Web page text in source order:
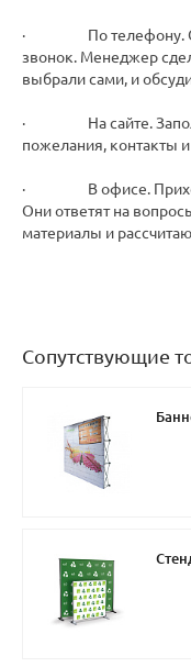
· По телефону.
звонок. Менеджер
выбрали сами, и
· На сайте.
пожелания, контакты
· В офисе.
Они ответят на
материалы и
Сопутствующие